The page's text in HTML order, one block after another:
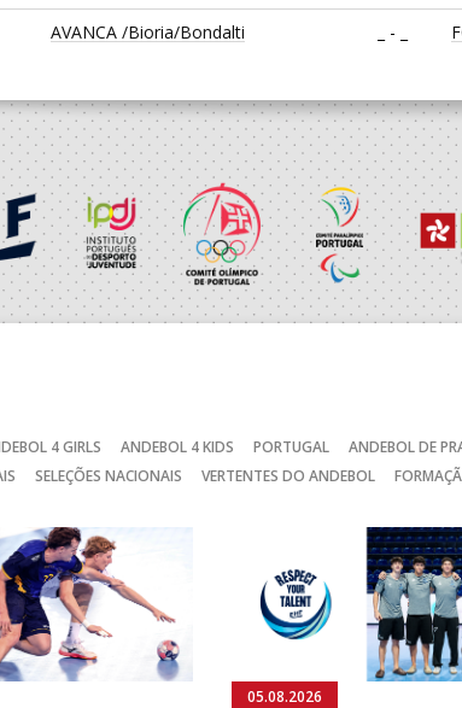
AVANCA /Bioria/Bondalti _ - _
JUVE LIS _ - _
ABC DE BRAGA /OBO Bettermann _ - _
MADEIRA SAD _ - _
VITÓRIA SC _ - _
GINÁSIOCSTIRSO / RETROTARGET _ - _
FC PORTO _ - _
CALE _ - _
4 GIRLS ANDEBOL 4 KIDS PORTUGAL ANDEBOL DE
SELEÇÕES NACIONAIS VERTENTES DO ANDEBOL
05.08.2026